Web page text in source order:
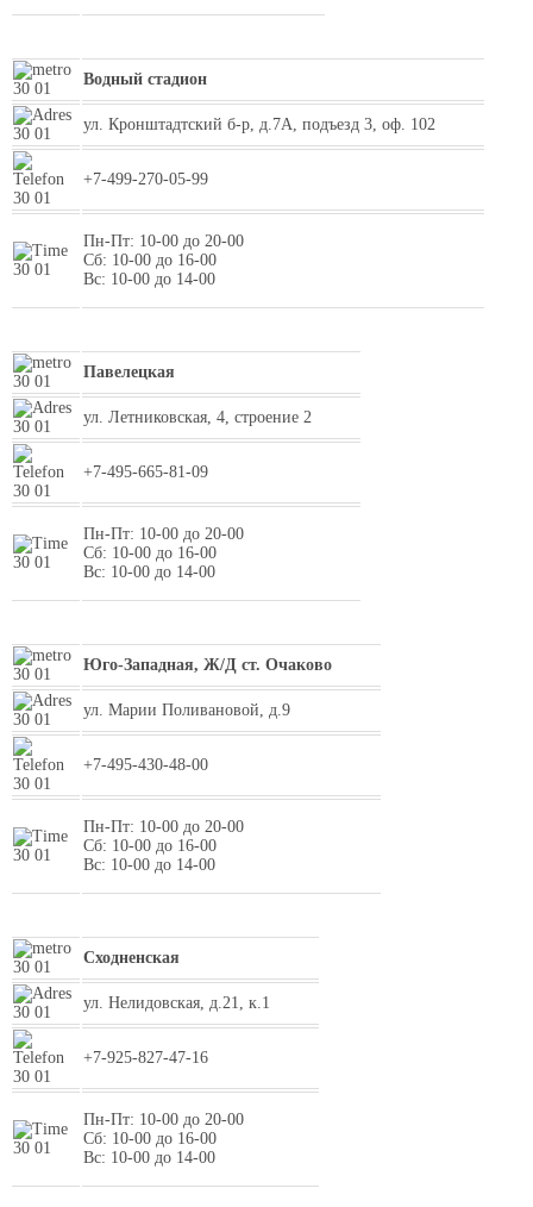
Водный стадион
ул. Кронштадтский б-р, д.7А, подъезд 3, оф. 102
+7-499-270-05-99
Пн-Пт: 10-00 до 20-00
Сб: 10-00 до 16-00
Вс: 10-00 до 14-00
Павелецкая
ул. Летниковская, 4, строение 2
+7-495-665-81-09
Пн-Пт: 10-00 до 20-00
Сб: 10-00 до 16-00
Вс: 10-00 до 14-00
Юго-Западная, Ж/Д ст. Очаково
ул. Марии Поливановой, д.9
+7-495-430-48-00
Пн-Пт: 10-00 до 20-00
Сб: 10-00 до 16-00
Вс: 10-00 до 14-00
Сходненская
ул. Нелидовская, д.21, к.1
+7-925-827-47-16
Пн-Пт: 10-00 до 20-00
Сб: 10-00 до 16-00
Вс: 10-00 до 14-00